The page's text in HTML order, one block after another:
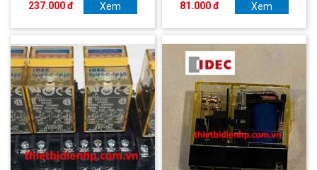
237.000 đ
Xem
81.000 đ
Xem